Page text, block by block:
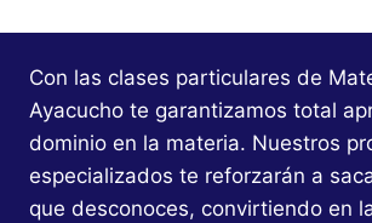
Con las clases particulares de
Ayacucho te garantizamos total
dominio en la materia. Nuestros
especializados te reforzarán a
que desconoces, convirtiendo en